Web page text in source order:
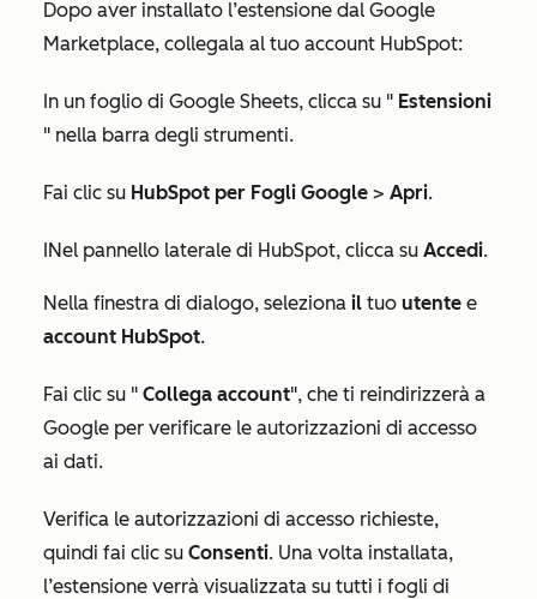
Dopo aver installato l’estensione dal Google
Marketplace, collegala al tuo account HubSpot:
In un foglio di Google Sheets, clicca su " Estensioni
" nella barra degli strumenti.
Fai clic su HubSpot per Fogli Google > Apri.
INel pannello laterale di HubSpot, clicca su Accedi.
Nella finestra di dialogo, seleziona il tuo utente e
account HubSpot.
Fai clic su " Collega account", che ti reindirizzerà a
Google per verificare le autorizzazioni di accesso
ai dati.
Verifica le autorizzazioni di accesso richieste,
quindi fai clic su Consenti. Una volta installata,
l’estensione verrà visualizzata su tutti i fogli di